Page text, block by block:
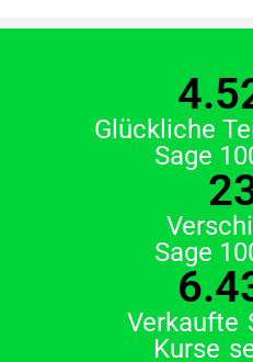
Glückliche
Sage
Sage
Verkaufte
Kurse